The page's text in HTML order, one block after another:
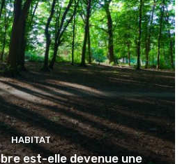
HABITAT
est-elle devenue une